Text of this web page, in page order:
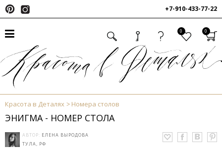
+7-910-433-77-22
0 0
Красота в Деталях Номера столов
ЭНИГМА - НОМЕР СТОЛА
АВТОР: ЕЛЕНА ВЫРОДОВА
ТУЛА, РФ